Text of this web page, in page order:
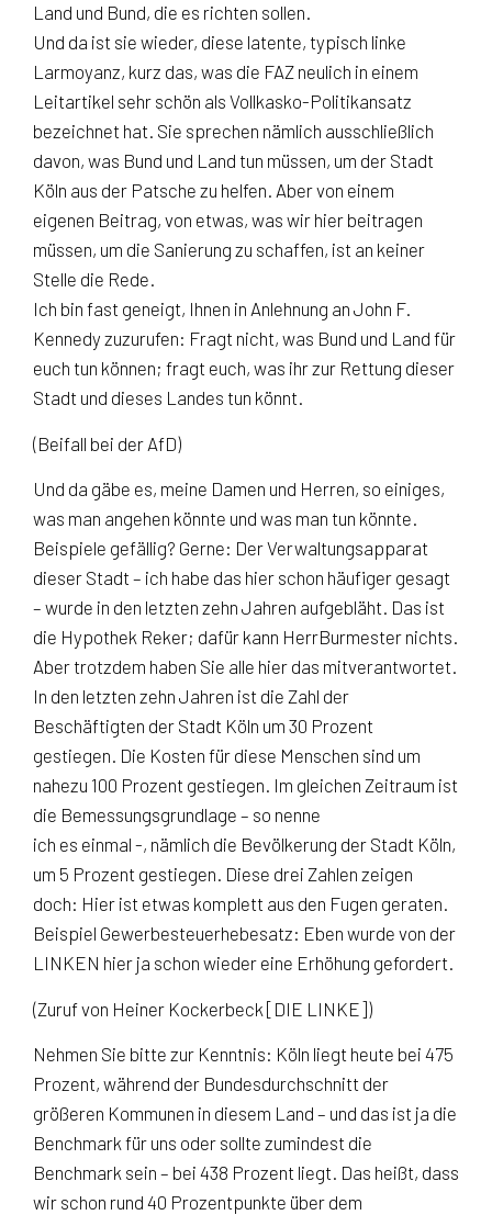
Land und Bund, die es richten sollen.
Und da ist sie wieder, diese latente, typisch linke
Larmoyanz, kurz das, was die FAZ neulich in einem
Leitartikel sehr schön als Vollkasko-Politikansatz
bezeichnet hat. Sie sprechen nämlich ausschließlich
davon, was Bund und Land tun müssen, um der Stadt
Köln aus der Patsche zu helfen. Aber von einem
eigenen Beitrag, von etwas, was wir hier beitragen
müssen, um die Sanierung zu schaffen, ist an keiner
Stelle die Rede.
Ich bin fast geneigt, Ihnen in Anlehnung an John F.
Kennedy zuzurufen: Fragt nicht, was Bund und Land für
euch tun können; fragt euch, was ihr zur Rettung dieser
Stadt und dieses Landes tun könnt.
(Beifall bei der AfD)
Und da gäbe es, meine Damen und Herren, so einiges,
was man angehen könnte und was man tun könnte.
Beispiele gefällig? Gerne: Der Verwaltungsapparat
dieser Stadt – ich habe das hier schon häufiger gesagt
– wurde in den letzten zehn Jahren aufgebläht. Das ist
die Hypothek Reker; dafür kann HerrBurmester nichts.
Aber trotzdem haben Sie alle hier das mitverantwortet.
In den letzten zehn Jahren ist die Zahl der
Beschäftigten der Stadt Köln um 30 Prozent
gestiegen. Die Kosten für diese Menschen sind um
nahezu 100 Prozent gestiegen. Im gleichen Zeitraum ist
die Bemessungsgrundlage – so nenne
ich es einmal -, nämlich die Bevölkerung der Stadt Köln,
um 5 Prozent gestiegen. Diese drei Zahlen zeigen
doch: Hier ist etwas komplett aus den Fugen geraten.
Beispiel Gewerbesteuerhebesatz: Eben wurde von der
LINKEN hier ja schon wieder eine Erhöhung gefordert.
(Zuruf von Heiner Kockerbeck [DIE LINKE])
Nehmen Sie bitte zur Kenntnis: Köln liegt heute bei 475
Prozent, während der Bundesdurchschnitt der
größeren Kommunen in diesem Land – und das ist ja die
Benchmark für uns oder sollte zumindest die
Benchmark sein – bei 438 Prozent liegt. Das heißt, dass
wir schon rund 40 Prozentpunkte über dem